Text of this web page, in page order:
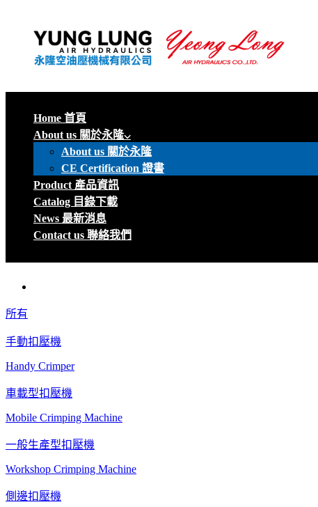
Home 首頁
About us 關於永隆
About us 關於永隆
CE Certification 證書
Product 產品資訊
Catalog 目錄下載
News 最新消息
Contact us 聯絡我們
所有
手動扣壓機
Handy Crimper
車載型扣壓機
Mobile Crimping Machine
一般生產型扣壓機
Workshop Crimping Machine
側邊扣壓機